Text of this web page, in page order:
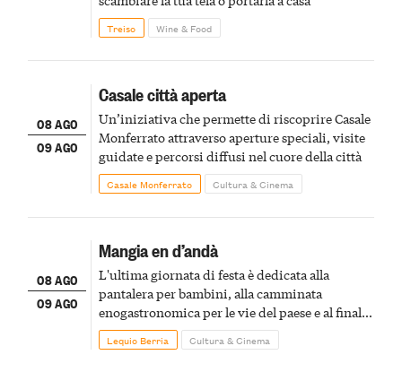
Treiso Wine & Food
08 AGO
09 AGO
Casale città aperta
Un’iniziativa che permette di riscoprire Casale
Monferrato attraverso aperture speciali, visite
guidate e percorsi diffusi nel cuore della città
Casale Monferrato Cultura & Cinema
08 AGO
09 AGO
Mangia en d’andà
L'ultima giornata di festa è dedicata alla
pantalera per bambini, alla camminata
enogastronomica per le vie del paese e al finale
pirotecnico
Lequio Berria Cultura & Cinema